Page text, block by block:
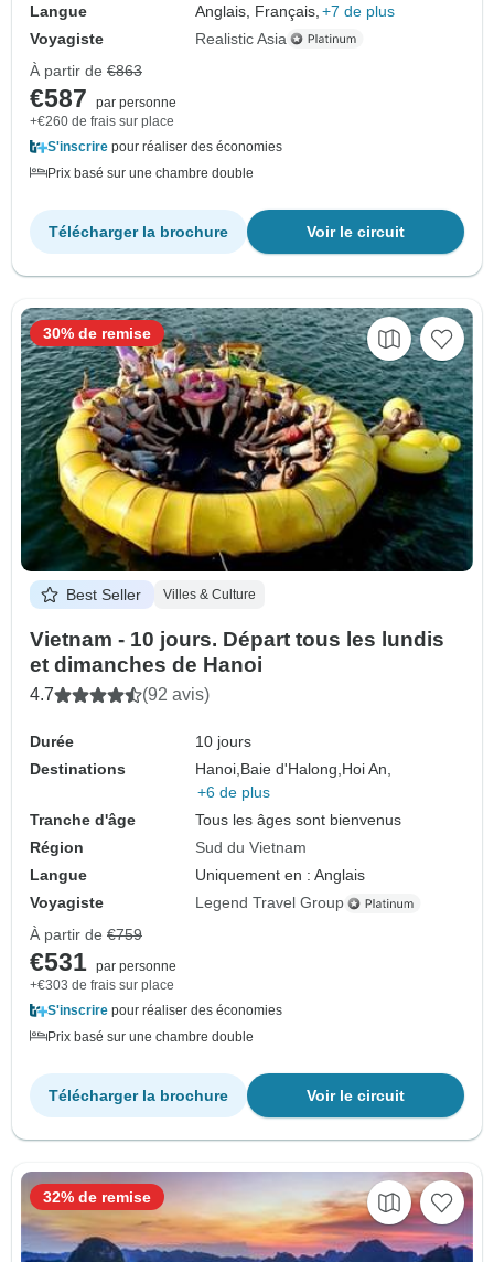
Langue
Anglais, Français, +7 de plus
Voyagiste
Realistic Asia
À partir de €863
€587
par personne
+€260 de frais sur place
S'inscrire pour réaliser des économies
Prix basé sur une chambre double
Voir le circuit
Télécharger la brochure
Best Seller Villes & Culture
Vietnam - 10 jours. Départ tous les lundis
et dimanches de Hanoi
4.7 (92 avis)
Durée
10 jours
Destinations
Hanoi, Baie d'Halong, Hoi An,
+6 de plus
Tranche d'âge
Tous les âges sont bienvenus
Région
Sud du Vietnam
Langue
Uniquement en : Anglais
Voyagiste
Legend Travel Group
30% de remise
À partir de €759
€531 par personne
+€303 de frais sur place
S'inscrire pour réaliser des économies
Prix basé sur une chambre double
Voir le circuit
Télécharger la brochure
32% de remise